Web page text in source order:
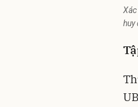
huy